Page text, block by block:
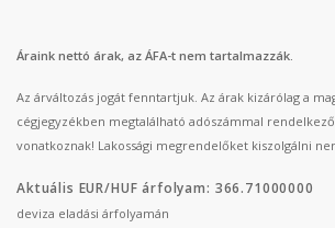
Áraink nettó árak, az ÁFA-t nem tartalmazzák.
Az árváltozás jogát fenntartjuk. Az árak kizárólag a
cégjegyzékben megtalálható adószámmal
vonatkoznak! Lakossági megrendelőket kiszolgálni
Aktuális EUR/HUF árfolyam: 366.71000000
deviza eladási árfolyamán